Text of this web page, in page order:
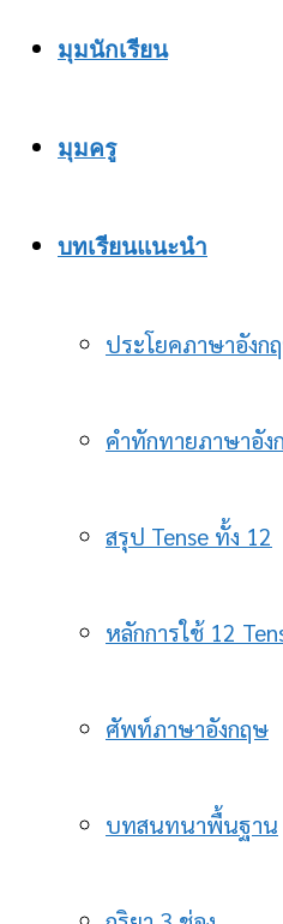
มุมนักเรียน
มุมครู
บทเรียนแนะนำ
ประโยคภาษาอังก
คำทักทายภาษาอัง
สรุป Tense ทั้ง 12
หลักการใช้ 12
ศัพท์ภาษาอังกฤษ
บทสนทนาพื้นฐาน